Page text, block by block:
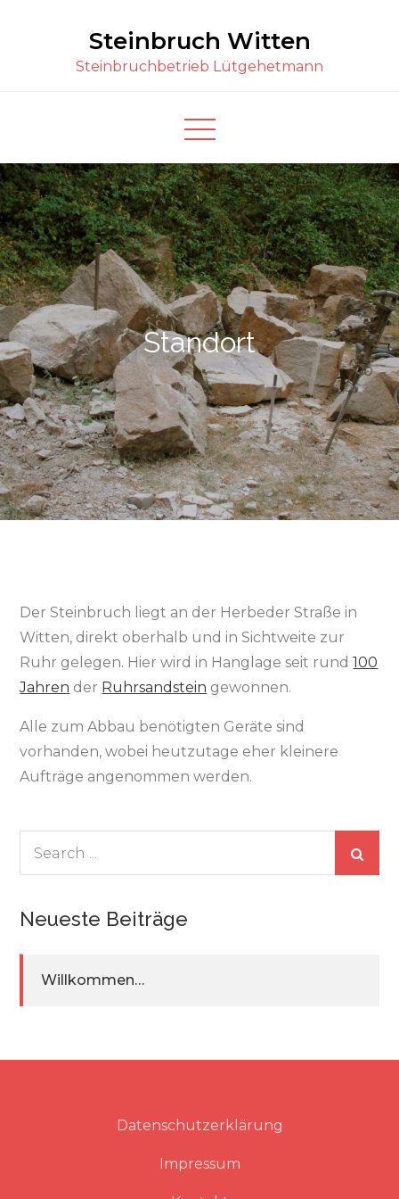
Steinbruch Witten
Steinbruchbetrieb Lütgehetmann
Standort
Der Steinbruch liegt an der Herbeder Straße in
Witten, direkt oberhalb und in Sichtweite zur
Ruhr gelegen. Hier wird in Hanglage seit rund100
Jahren der Ruhrsandstein gewonnen.
Alle zum Abbau benötigten Geräte sind
vorhanden, wobei heutzutage eher kleinere
Aufträge angenommen werden.
Neueste Beiträge
Willkommen…
Datenschutzerklärung
Impressum